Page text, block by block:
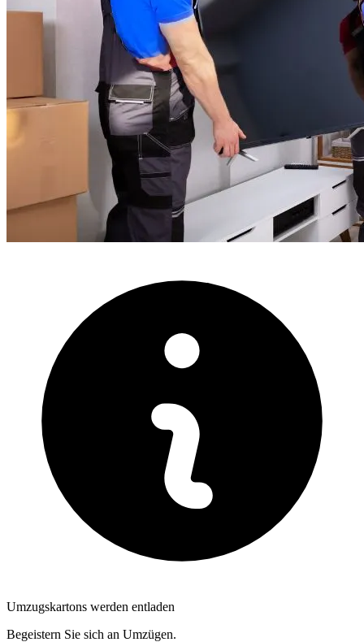
Umzugskartons werden entladen
Begeistern Sie sich an Umzügen.